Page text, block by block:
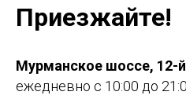
Приезжайте!
Мурманское шоссе, 12-
ежедневно с 10:00 до